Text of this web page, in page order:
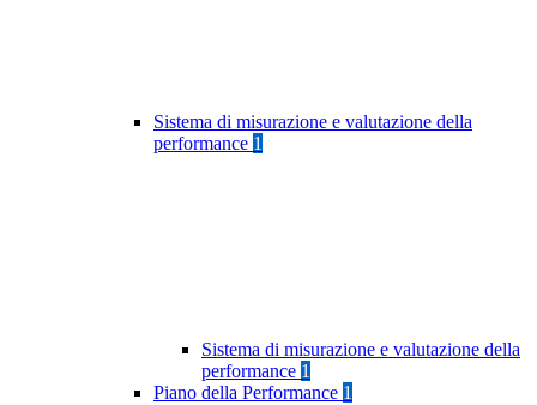
Sistema di misurazione e valutazione della
performance 1
Sistema di misurazione e valutazione della
performance 1
Piano della Performance 1